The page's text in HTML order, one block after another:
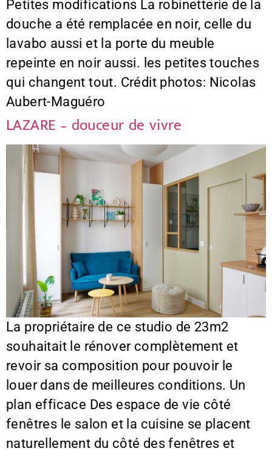
Petites modifications La robinetterie de la
douche a été remplacée en noir, celle du
lavabo aussi et la porte du meuble
repeinte en noir aussi. les petites touches
qui changent tout. Crédit photos: Nicolas
Aubert-Maguéro
LAZARE – douceur de vivre
La propriétaire de ce studio de 23m2
souhaitait le rénover complètement et
revoir sa composition pour pouvoir le
louer dans de meilleures conditions. Un
plan efficace Des espace de vie côté
fenêtres le salon et la cuisine se placent
naturellement du côté des fenêtres et